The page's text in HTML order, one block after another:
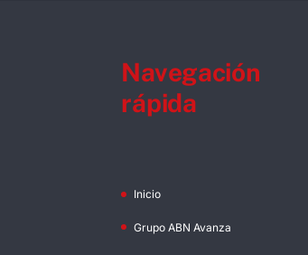
Navegación
rápida
Inicio
Grupo ABN Avanza